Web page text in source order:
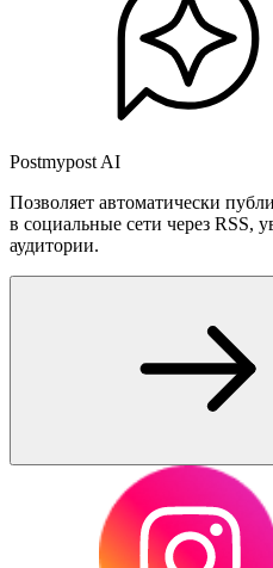
Postmypost AI
Позволяет автоматически
в социальные сети через RSS,
аудитории.